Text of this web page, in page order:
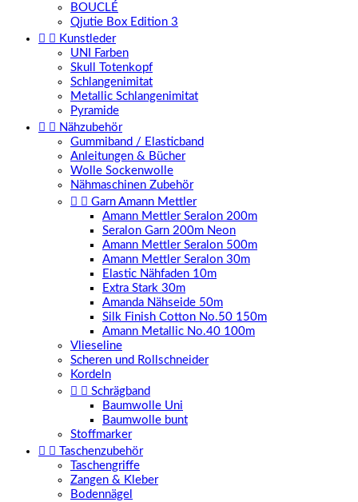
BOUCLÉ
Qjutie Box Edition 3
  Kunstleder
UNI Farben
Skull Totenkopf
Schlangenimitat
Metallic Schlangenimitat
Pyramide
  Nähzubehör
Gummiband / Elasticband
Anleitungen & Bücher
Wolle Sockenwolle
Nähmaschinen Zubehör
  Garn Amann Mettler
Amann Mettler Seralon 200m
Seralon Garn 200m Neon
Amann Mettler Seralon 500m
Amann Mettler Seralon 30m
Elastic Nähfaden 10m
Extra Stark 30m
Amanda Nähseide 50m
Silk Finish Cotton No.50 150m
Amann Metallic No.40 100m
Vlieseline
Scheren und Rollschneider
Kordeln
  Schrägband
Baumwolle Uni
Baumwolle bunt
Stoffmarker
 
Taschenzubehör
Taschengriffe
Zangen & Kleber
Bodennägel